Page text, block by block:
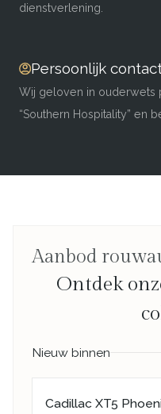
dienstverlening.
Persoonlijk
Wij geloven in ouderwets
“Southern Hospitality” en
Aanbod
Ontdek
Nieuw binnen
Cadillac XT5